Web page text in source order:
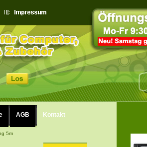
AGB Kontakt
5m